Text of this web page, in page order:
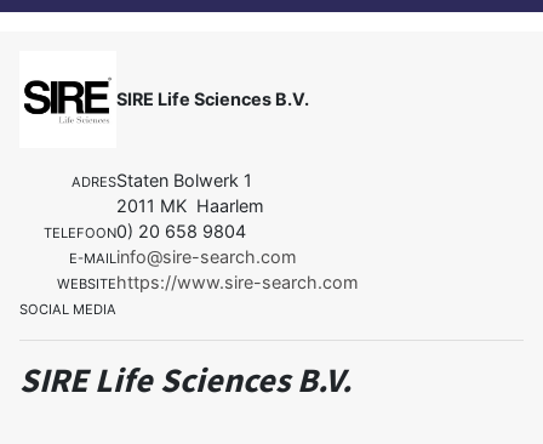
SIRE Life Sciences B.V.
ADRESStaten Bolwerk 1
2011 MK Haarlem
TELEFOON0) 20 658 9804
E-MAILinfo@sire-search.com
WEBSITEhttps://www.sire-search.com
SOCIAL MEDIA
SIRE Life Sciences B.V.